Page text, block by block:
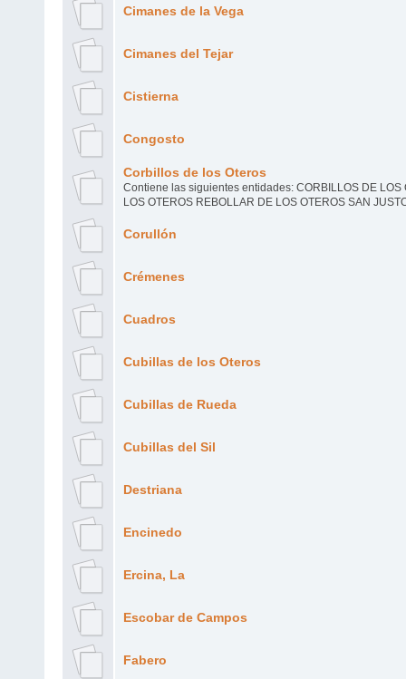
Cimanes de la Vega
Cimanes del Tejar
Cistierna
Congosto
Corbillos de los Oteros
Contiene las siguientes entidades: CORBILLOS DE LOS
LOS OTEROS REBOLLAR DE LOS OTEROS SAN
Corullón
Crémenes
Cuadros
Cubillas de los Oteros
Cubillas de Rueda
Cubillas del Sil
Destriana
Encinedo
Ercina, La
Escobar de Campos
Fabero